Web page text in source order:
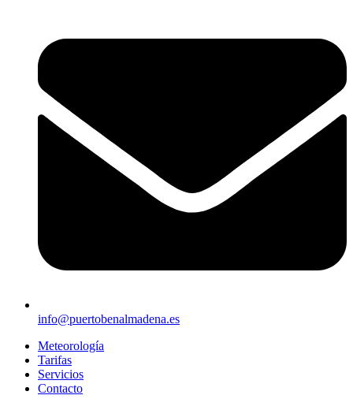
info@puertobenalmadena.es
Meteorología
Tarifas
Servicios
Contacto